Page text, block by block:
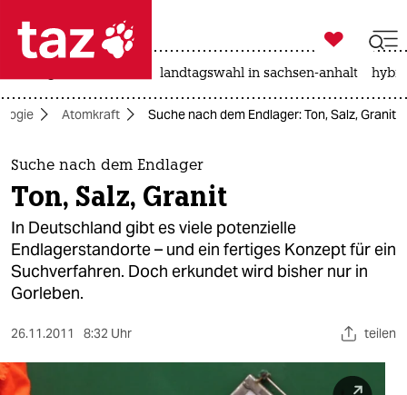
 taz zahl ich
taz zahl ich
themen
politik
öko
gesellschaft
kultur
sport

taz zahl ich
landtagswahl in sachsen-anhalt
Atomkraft Suche nach dem Endlager: Ton, Salz, Granit
Suche nach dem Endlager
Ton, Salz, Granit
In Deutschland gibt es viele potenzielle
Endlagerstandorte – und ein fertiges Konzept für ein
Suchverfahren. Doch erkundet wird bisher nur in
Gorleben.
26.11.2011 8:32 Uhr teilen